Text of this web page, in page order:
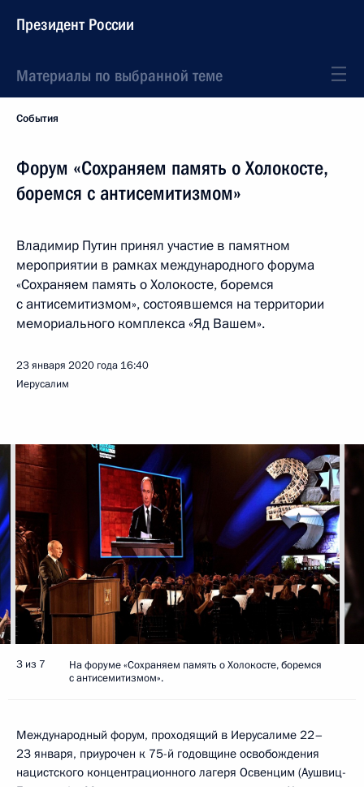
Президент России
Материалы по выбранной теме
События
Форум «Сохраняем память о Холокосте,
боремся с антисемитизмом»
Владимир Путин принял участие в памятном
мероприятии в рамках международного форума
«Сохраняем память о Холокосте, боремся
с антисемитизмом», состоявшемся на территории
мемориального комплекса «Яд Вашем».
23 января 2020 года 16:40
Иерусалим
3 из 7
На форуме «Сохраняем память о Холокосте, боремся
с антисемитизмом».
Международный форум, проходящий в Иерусалиме 22–
23 января, приурочен к 75-й годовщине освобождения
нацистского концентрационного лагеря Освенцим (Аушвиц-